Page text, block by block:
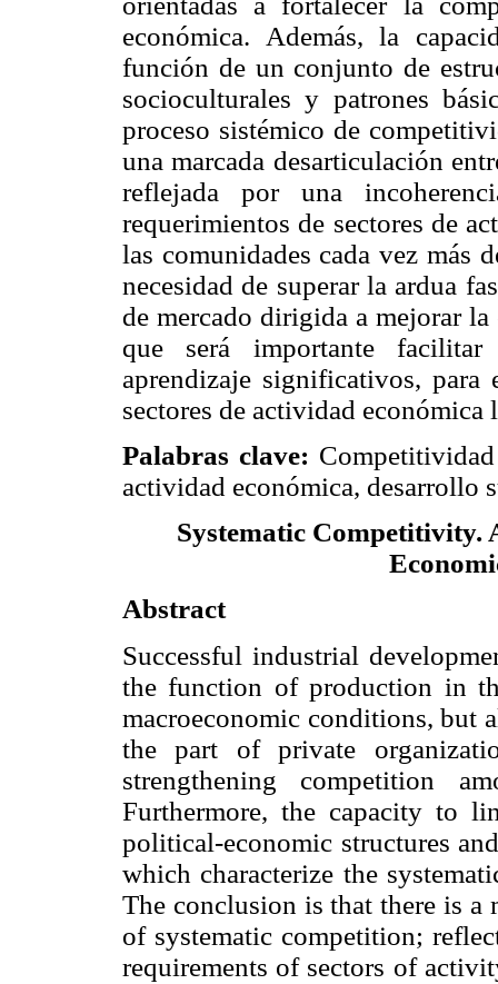
económica. Además, la
función de un conjunto de
socioculturales y patrones
proceso sistémico de
una marcada desarticulación
reflejada por una
requerimientos de sectores de
las comunidades cada vez más
necesidad de superar la ardua
de mercado dirigida a mejorar
que será importante
aprendizaje significativos,
sectores de actividad económica
Palabras clave:
actividad económica, desarrollo
Systematic Competitivity.
Abstract
Successful industrial
the function of production in
macroeconomic conditions, but
the part of private
strengthening competition
Furthermore, the capacity to
political-economic structures
which characterize the
The conclusion is that there is a
of systematic competition;
requirements of sectors of